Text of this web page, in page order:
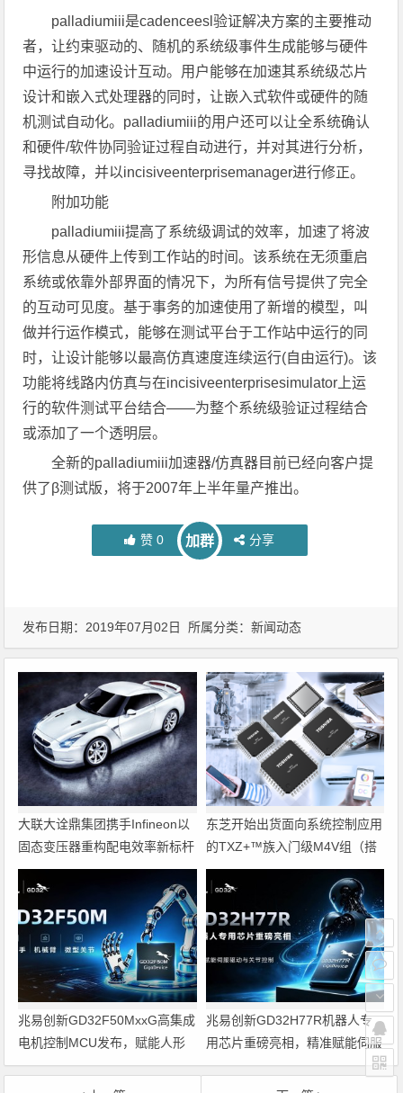
palladiumiii是cadenceesl验证解决方案的主要推动
者，让约束驱动的、随机的系统级事件生成能够与硬件
中运行的加速设计互动。用户能够在加速其系统级芯片
设计和嵌入式处理器的同时，让嵌入式软件或硬件的随
机测试自动化。palladiumiii的用户还可以让全系统确认
和硬件/软件协同验证过程自动进行，并对其进行分析，
寻找故障，并以incisiveenterprisemanager进行修正。
附加功能
palladiumiii提高了系统级调试的效率，加速了将波
形信息从硬件上传到工作站的时间。该系统在无须重启
系统或依靠外部界面的情况下，为所有信号提供了完全
的互动可见度。基于事务的加速使用了新增的模型，叫
做并行运作模式，能够在测试平台于工作站中运行的同
时，让设计能够以最高仿真速度连续运行(自由运行)。该
功能将线路内仿真与在incisiveenterprisesimulator上运
行的软件测试平台结合——为整个系统级验证过程结合
或添加了一个透明层。
全新的palladiumiii加速器/仿真器目前已经向客户提
供了β测试版，将于2007年上半年量产推出。
赞 0 加群 分享
发布日期：2019年07月02日 所属分类：新闻动态
大联大诠鼎集团携手Infineon以
固态变压器重构配电效率新标杆
东芝开始出货面向系统控制应用
的TXZ+™族入门级M4V组（搭
载Arm Cortex‑M4内核的标准微
控制器）工程样品
兆易创新GD32F50MxxG高集成
电机控制MCU发布，赋能人形
机器人关节驱动革新
兆易创新GD32H77R机器人专
用芯片重磅亮相，精准赋能伺服
驱动与关节控制